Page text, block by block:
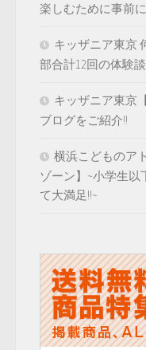
楽しむために事前
キッザニア東京
部合計12回の体験
キッザニア東京
ブログをご紹介!!
横浜こどものア
ゾーン】~小学生以
て大満足!!~